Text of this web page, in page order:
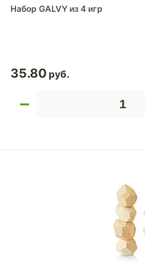
Набор GALVY из 4 игр
35.80